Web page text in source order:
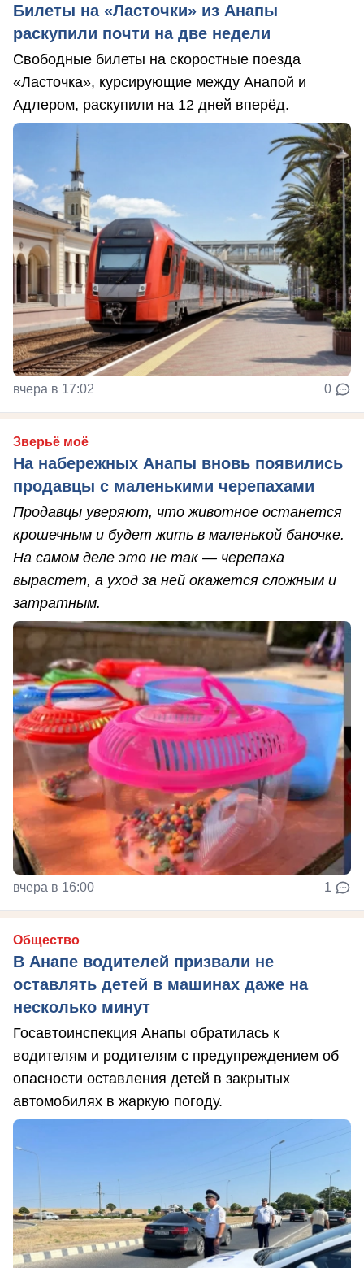
Билеты на «Ласточки» из Анапы
раскупили почти на две недели
Свободные билеты на скоростные поезда
«Ласточка», курсирующие между Анапой и
Адлером, раскупили на 12 дней вперёд.
вчера в 17:02 0
Зверьё моё
На набережных Анапы вновь появились
продавцы с маленькими черепахами
Продавцы уверяют, что животное останется
крошечным и будет жить в маленькой баночке.
На самом деле это не так — черепаха
вырастет, а уход за ней окажется сложным и
затратным.
вчера в 16:00 1
Общество
В Анапе водителей призвали не
оставлять детей в машинах даже на
несколько минут
Госавтоинспекция Анапы обратилась к
водителям и родителям с предупреждением об
опасности оставления детей в закрытых
автомобилях в жаркую погоду.